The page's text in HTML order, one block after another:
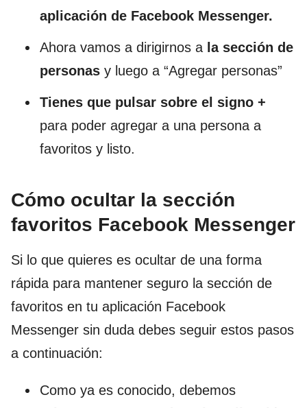
aplicación de Facebook Messenger.
Ahora vamos a dirigirnos a la sección de
personas y luego a “Agregar personas”
Tienes que pulsar sobre el signo +
para poder agregar a una persona a
favoritos y listo.
Cómo ocultar la sección
favoritos Facebook Messenger
Si lo que quieres es ocultar de una forma
rápida para mantener seguro la sección de
favoritos en tu aplicación Facebook
Messenger sin duda debes seguir estos pasos
a continuación:
Como ya es conocido, debemos